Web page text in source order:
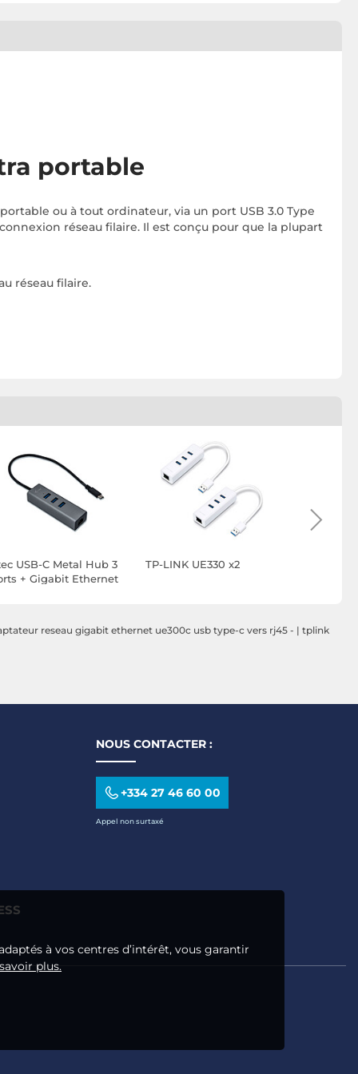
à vos centres d’intérêt, vous garantir
plus.
portable
ou à tout ordinateur, via un port USB 3.0 Type
réseau filaire. Il est conçu pour que la plupart
réseau filaire.
USB-C Metal Hub 3
+ Gigabit Ethernet
TP-LINK UE330 x2
reseau gigabit ethernet ue300c usb type-c vers rj45 - | tplink
NOUS CONTACTER :
+334 27 46 60 00
Appel non surtaxé